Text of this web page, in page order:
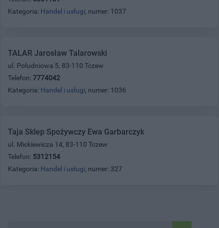
Kategoria: Handel i usługi, numer: 1037
TALAR Jarosław Talarowski
ul. Południowa 5, 83-110 Tczew
Telefon: 7774042
Kategoria: Handel i usługi, numer: 1036
Taja Sklep Spożywczy Ewa Garbarczyk
ul. Mickiewicza 14, 83-110 Tczew
Telefon: 5312154
Kategoria: Handel i usługi, numer: 327